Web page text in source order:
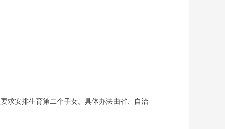
安排生育第二个子女。具体办法由省、自治